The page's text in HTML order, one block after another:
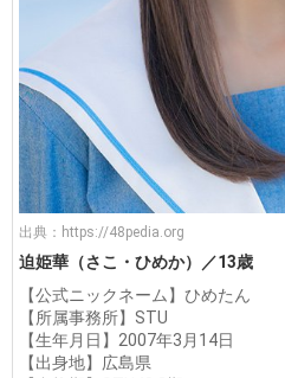
出典： https://48pedia.org
迫姫華（さこ・ひめか）／13歳
【公式ニックネーム】ひめたん
【所属事務所】STU
【生年月日】2007年3月14日
【出身地】広島県